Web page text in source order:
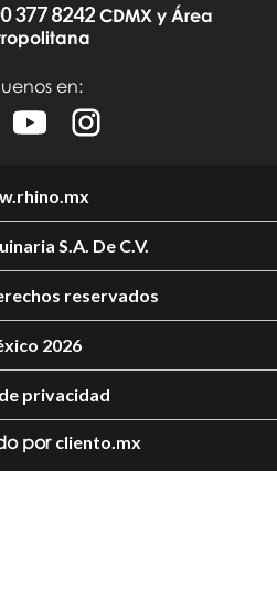
377 8242CDMX y Área
en:
S.A. De C.V.
reservados
2026
privacidad
por cliento.mx